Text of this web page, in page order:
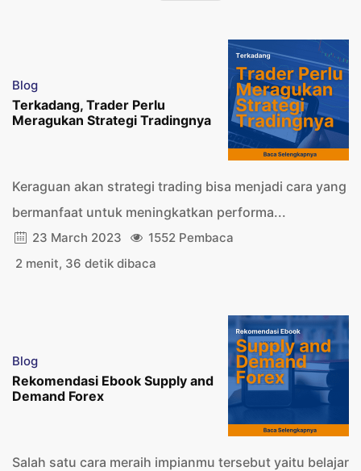
Blog
Terkadang, Trader Perlu
Meragukan Strategi Tradingnya
Keraguan akan strategi trading bisa menjadi cara yang
bermanfaat untuk meningkatkan performa...
23 March 2023
1552 Pembaca
2 menit, 36 detik dibaca
Blog
Rekomendasi Ebook Supply and
Demand Forex
Salah satu cara meraih impianmu tersebut yaitu belajar